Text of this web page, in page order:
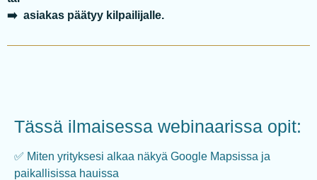
➡️ asiakas päätyy kilpailijalle.
Tässä ilmaisessa webinaarissa opit:
✅ Miten yrityksesi alkaa näkyä Google Mapsissa ja
paikallisissa hauissa